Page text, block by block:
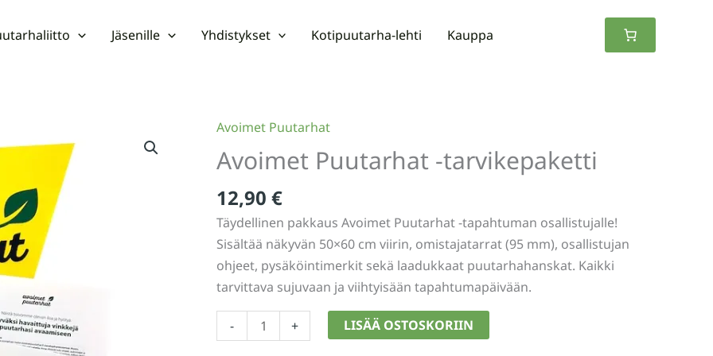
Jäsenille Yhdistykset Kotipuutarha-lehti Kauppa
Avoimet Puutarhat
Avoimet Puutarhat -tarvikepaketti
12,90 €
Täydellinen pakkaus Avoimet Puutarhat -tapahtuman osallistujalle!
Sisältää näkyvän 50×60 cm viirin, omistajatarrat (95 mm), osallistujan
ohjeet, pysäköintimerkit sekä laadukkaat puutarhahanskat. Kaikki
tarvittava sujuvaan ja viihtyisään tapahtumapäivään.
-
Avoimet
Puutarhat
+ LISÄÄ OSTOSKORIIN